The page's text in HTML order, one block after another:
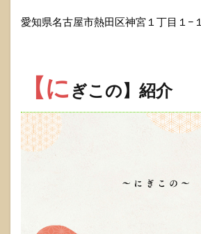
愛知県名古屋市熱田区神宮１丁目１−１
【に ぎこの】紹介